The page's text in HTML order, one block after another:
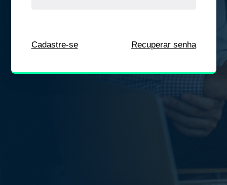
Cadastre-se Recuperar senha